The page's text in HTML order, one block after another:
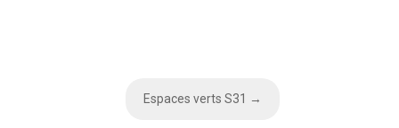
Espaces verts S31 →